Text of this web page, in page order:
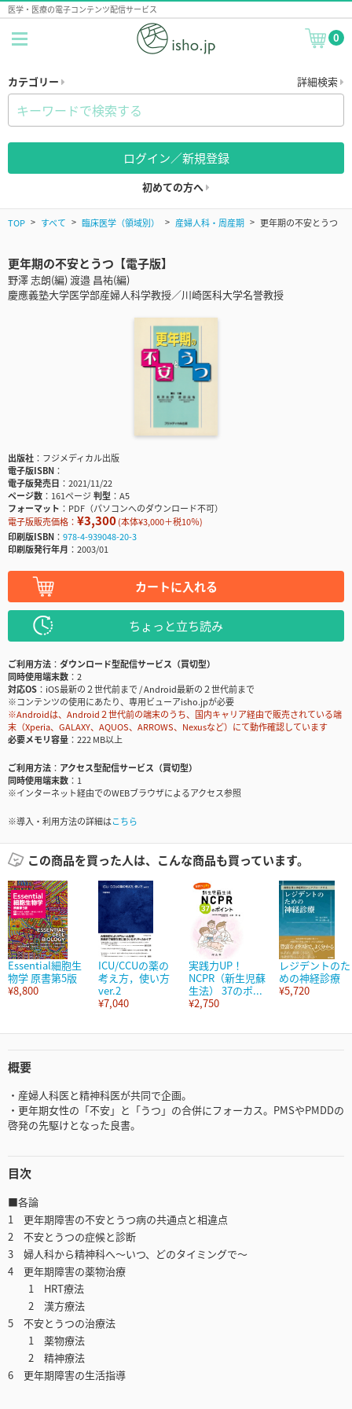
医学・医療の電子コンテンツ配信サービス
0
カテゴリー 詳細検索
ログイン／新規登録
初めての方へ
TOP すべて 臨床医学（領域別） 産婦人科・周産期 更年期の不安とうつ
更年期の不安とうつ【電子版】
野澤 志朗(編) 渡邉 昌祐(編)
慶應義塾大学医学部産婦人科学教授／川崎医科大学名誉教授
出版社
フジメディカル出版
電子版ISBN
電子版発売日
2021/11/22
ページ数
161ページ判型
A5
フォーマット
PDF（パソコンへのダウンロード不可）
電子版販売価格： ¥3,300(本体¥3,000＋税10％)
印刷版ISBN
978-4-939048-20-3
印刷版発行年月
2003/01
カートに入れる
ちょっと立ち読み
ご利用方法
ダウンロード型配信サービス（買切型）
同時使用端末数
2
対応OS
iOS最新の２世代前まで / Android最新の２世代前まで
※コンテンツの使用にあたり、専用ビューアisho.jpが必要
※Androidは、Android２世代前の端末のうち、国内キャリア経由で販売されている端
末（Xperia、GALAXY、AQUOS、ARROWS、Nexusなど）にて動作確認しています
必要メモリ容量
222 MB以上
ご利用方法
アクセス型配信サービス（買切型）
同時使用端末数
1
※インターネット経由でのWEBブラウザによるアクセス参照
※導入・利用方法の詳細はこちら
この商品を買った人は、こんな商品も買っています。
Essential細胞生
物学 原書第5版
¥8,800
ICU/CCUの薬の
考え方，使い方
ver.2
¥7,040
実践力UP！
NCPR（新生児蘇
生法） 37のポ...
¥2,750
レジデントのた
めの神経診療
¥5,720
概要
・産婦人科医と精神科医が共同で企画。
・更年期女性の「不安」と「うつ」の合併にフォーカス。PMSやPMDDの
啓発の先駆けとなった良書。
目次
■各論
1 更年期障害の不安とうつ病の共通点と相違点
2 不安とうつの症候と診断
3 婦人科から精神科へ～いつ、どのタイミングで～
4 更年期障害の薬物治療
1 HRT療法
2 漢方療法
5 不安とうつの治療法
1 薬物療法
2 精神療法
6 更年期障害の生活指導